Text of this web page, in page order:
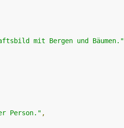
mit Bergen und Bäumen."
Person." ,